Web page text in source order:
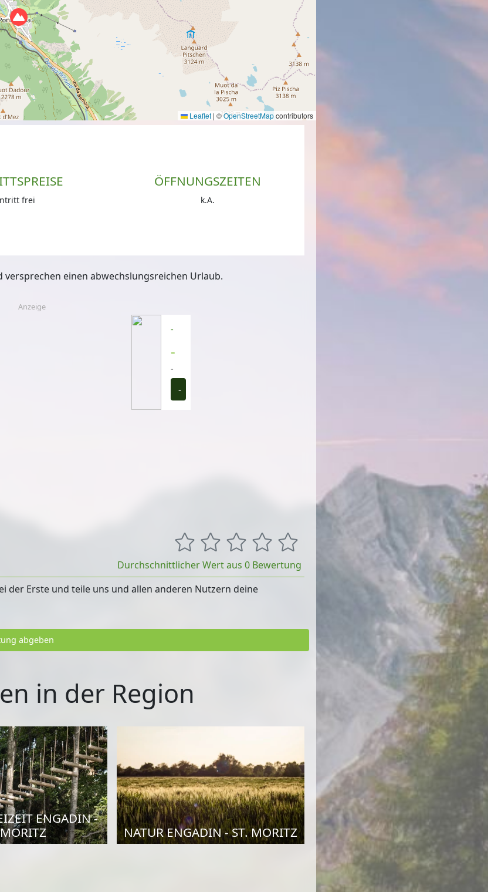
Leaflet | ©OpenStreetMapcontributors
frei
ÖFFNUNGSZEITEN
k.A.
einen abwechslungsreichen Urlaub.
Anzeige
-
-
-
-
Durchschnittlicher Wert aus 0 Bewertung
der Erste und teile uns und allen anderen Nutzern deine
abgeben
in der Region
ENGADIN -
NATUR ENGADIN - ST. MORITZ